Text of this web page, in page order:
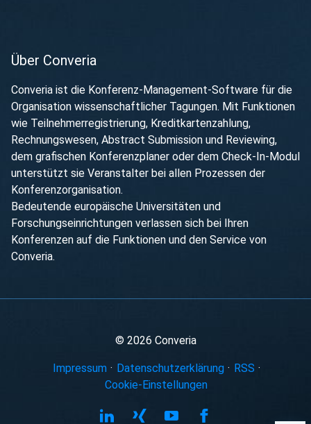
Über Converia
Converia ist die Konferenz-Management-Software für die
Organisation wissenschaftlicher Tagungen. Mit Funktionen
wie Teilnehmerregistrierung, Kreditkartenzahlung,
Rechnungswesen, Abstract Submission und Reviewing,
dem grafischen Konferenzplaner oder dem Check-In-Modul
unterstützt sie Veranstalter bei allen Prozessen der
Konferenzorganisation.
Bedeutende europäische Universitäten und
Forschungseinrichtungen verlassen sich bei Ihren
Konferenzen auf die Funktionen und den Service von
Converia.
© 2026 Converia
Impressum · Datenschutzerklärung · RSS ·
Cookie-Einstellungen